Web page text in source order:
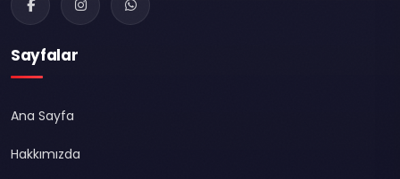
Sayfalar
Ana Sayfa
Hakkımızda